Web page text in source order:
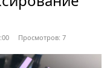
Просмотров: 7